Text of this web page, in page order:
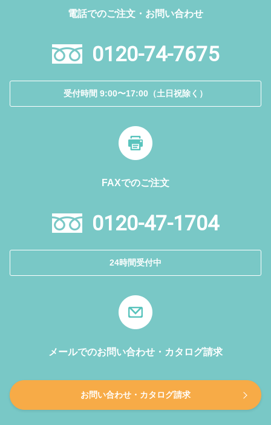
電話でのご注文・お問い合わせ
0120-74-7675
受付時間 9:00〜17:00（土日祝除く）
FAXでのご注文
0120-47-1704
24時間受付中
メールでのお問い合わせ・カタログ請求
お問い合わせ・カタログ請求